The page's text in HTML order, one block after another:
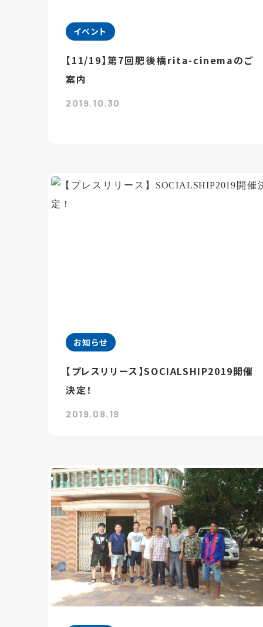
イベント
【11/19】第7回肥後橋rita-cinemaのご
案内
2019.10.30
お知らせ
【プレスリリース】SOCIALSHIP2019開催
決定！
2019.08.19